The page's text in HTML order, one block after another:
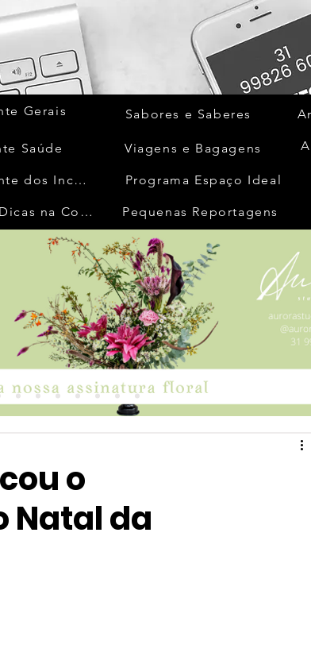
Gerais
Saúde
Horizonte dos Inconfidentes
Minhas Dicas na Cozinha
Sabores e Saberes
Viagens e Bagagens
Programa Espaço Ideal
Pequenas Reportagens
o
Natal da